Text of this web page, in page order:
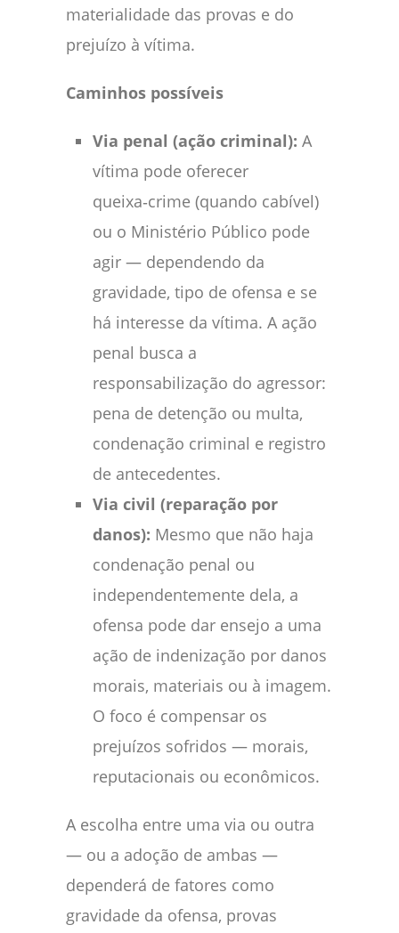
materialidade das provas e do
prejuízo à vítima.
Caminhos possíveis
Via penal (ação criminal): A
vítima pode oferecer
queixa‑crime (quando cabível)
ou o Ministério Público pode
agir — dependendo da
gravidade, tipo de ofensa e se
há interesse da vítima. A ação
penal busca a
responsabilização do agressor:
pena de detenção ou multa,
condenação criminal e registro
de antecedentes.
Via civil (reparação por
danos): Mesmo que não haja
condenação penal ou
independentemente dela, a
ofensa pode dar ensejo a uma
ação de indenização por danos
morais, materiais ou à imagem.
O foco é compensar os
prejuízos sofridos — morais,
reputacionais ou econômicos.
A escolha entre uma via ou outra
— ou a adoção de ambas —
dependerá de fatores como
gravidade da ofensa, provas